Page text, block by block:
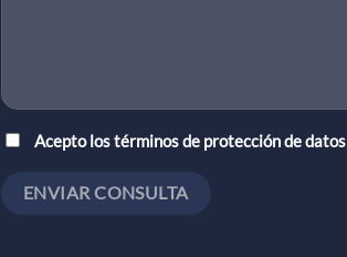
Acepto los términos de protección de datos